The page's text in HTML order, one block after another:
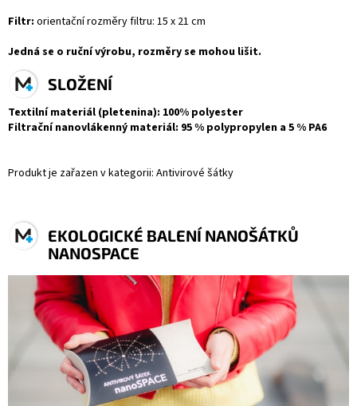
Filtr: orientační rozměry filtru: 15 x 21 cm
Jedná se o ruční výrobu, rozměry se mohou lišit.
SLOŽENÍ
Textilní materiál (pletenina): 100% polyester
Filtrační nanovlákenný materiál: 95 % polypropylen a 5 % PA6
Produkt je zařazen v kategorii: Antivirové šátky
EKOLOGICKÉ BALENÍ NANOŠÁTKŮ
NANOSPACE